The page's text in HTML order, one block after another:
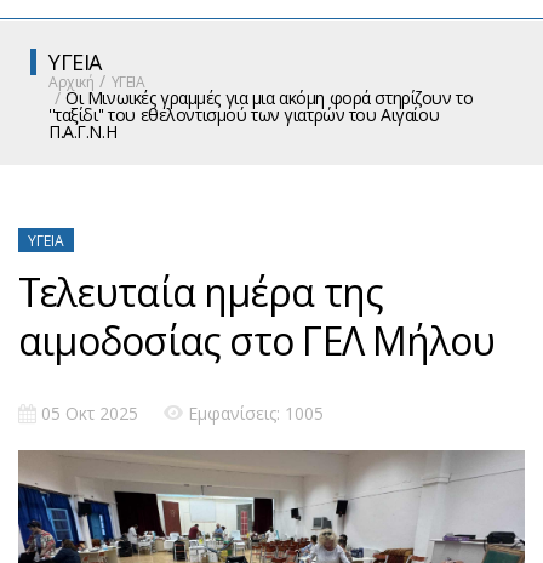
ΥΓΕΙΑ
Αρχική ΥΓΕΙΑ
Οι Μινωικές γραμμές για μια ακόμη φορά στηρίζουν το
''ταξίδι'' του εθελοντισμού των γιατρών του Αιγαίου
Π.Α.Γ.Ν.Η
ΥΓΕΊΑ
Τελευταία ημέρα της
αιμοδοσίας στο ΓΕΛ Μήλου
05 Οκτ 2025 Εμφανίσεις: 1005